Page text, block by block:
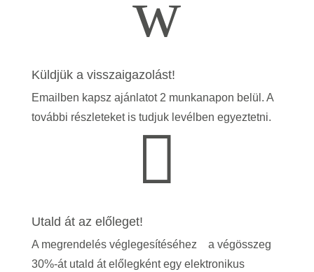
Küldjük a visszaigazolást!
Emailben kapsz ajánlatot 2 munkanapon belül. A
további részleteket is tudjuk levélben egyeztetni.

Utald át az előleget!
A megrendelés véglegesítéséhez a végösszeg
30%-át utald át előlegként egy elektronikus